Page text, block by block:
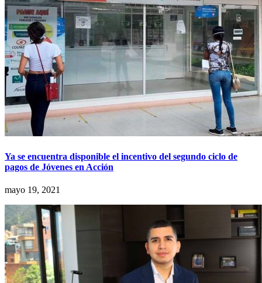
Ya se encuentra disponible el incentivo del segundo ciclo de
pagos de Jóvenes en Acción
mayo 19, 2021